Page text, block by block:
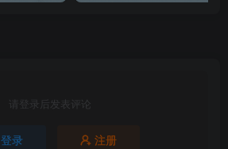
请登录后发表评论
登录 注册